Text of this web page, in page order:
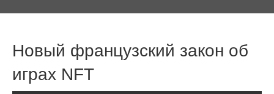
Новый французский закон об
играх NFT